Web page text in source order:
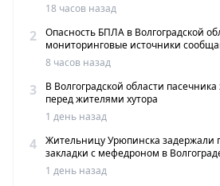
18 часов назад
2
Опасность БПЛА в Волгоградской
мониторинговые источники
беспилотников
8 часов назад
3
В Волгоградской области
перед жителями хутора
1 день назад
4
Жительницу Урюпинска задержали
закладки с мефедроном в
1 день назад